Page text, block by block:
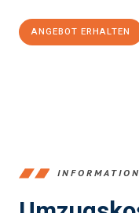
ANGEBOT ERHALTEN